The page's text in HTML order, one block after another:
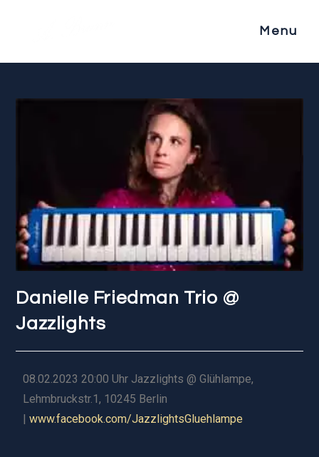
Menu
Danielle Friedman Trio @
Jazzlights
08.02.2023 20:00 Uhr Jazzlights @ Glühlampe,
Lehmbruckstr.1, 10245 Berlin
|www.facebook.com/JazzlightsGluehlampe